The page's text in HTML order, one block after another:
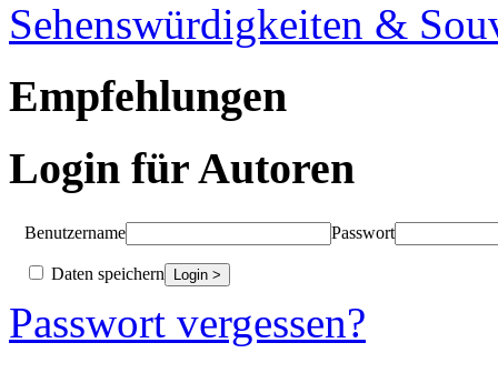
Sehenswürdigkeiten &
Empfehlungen
Login für Autoren
Benutzername Passwort
Daten speichern
Passwort vergessen?